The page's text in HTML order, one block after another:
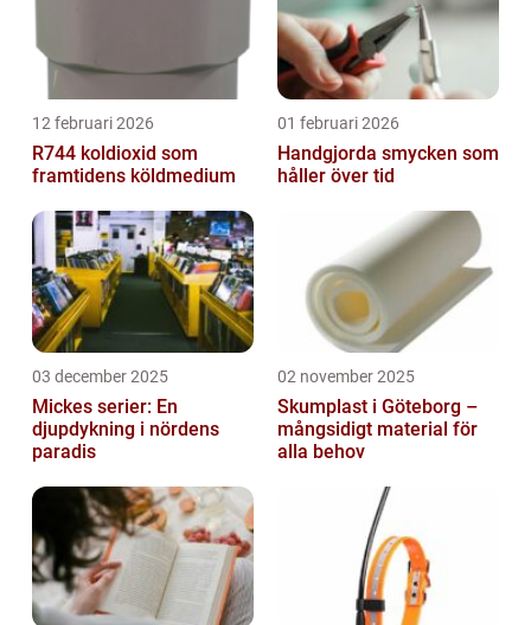
12 februari 2026
R744 koldioxid som
framtidens köldmedium
01 februari 2026
Handgjorda smycken som
håller över tid
03 december 2025
Mickes serier: En
djupdykning i nördens
paradis
02 november 2025
Skumplast i Göteborg –
mångsidigt material för
alla behov